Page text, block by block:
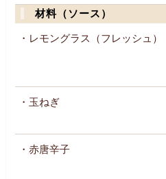
材料（ソース）
・レモングラス（フレッシュ）
・玉ねぎ
・赤唐辛子